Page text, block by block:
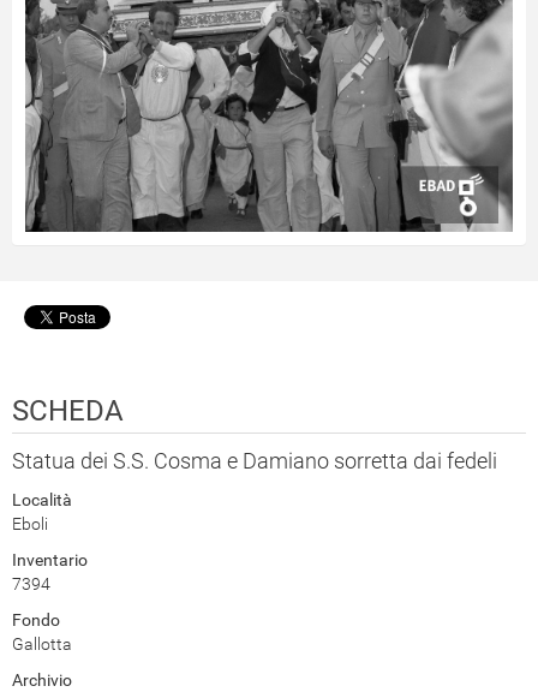
SCHEDA
Statua dei S.S. Cosma e Damiano sorretta dai fedeli
Località
Eboli
Inventario
7394
Fondo
Gallotta
Archivio